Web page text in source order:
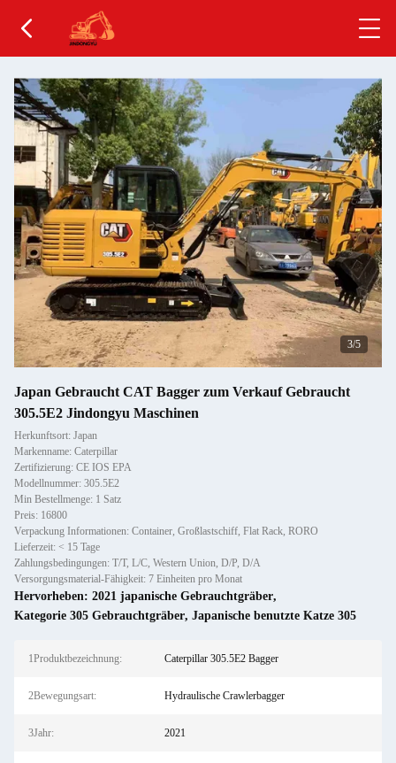
4/5
Japan Gebraucht CAT Bagger zum Verkauf Gebraucht
305.5E2 Jindongyu Maschinen
Herkunftsort: Japan
Markenname: Caterpillar
Zertifizierung: CE IOS EPA
Modellnummer: 305.5E2
Min Bestellmenge: 1 Satz
Preis: 16800
Verpackung Informationen: Container, Großlastschiff, Flat Rack, RORO
Lieferzeit: < 15 Tage
Zahlungsbedingungen: T/T, L/C, Western Union, D/P, D/A
Versorgungsmaterial-Fähigkeit: 7 Einheiten pro Monat
Hervorheben: 2021 japanische Gebrauchtgräber,
Kategorie 305 Gebrauchtgräber, Japanische benutzte Katze 305
1Produktbezeichnung: Caterpillar 305.5E2 Bagger
2Bewegungsart: Hydraulische Crawlerbagger
3Jahr: 2021